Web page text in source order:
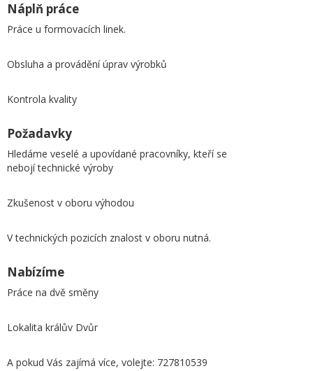
Náplň práce
Práce u formovacích linek.
Obsluha a provádění úprav výrobků
Kontrola kvality
Požadavky
Hledáme veselé a upovídané pracovníky, kteří se
nebojí technické výroby
Zkušenost v oboru výhodou
V technických pozicích znalost v oboru nutná.
Nabízíme
Práce na dvě směny
Lokalita králův Dvůr
A pokud Vás zajímá více, volejte: 727810539